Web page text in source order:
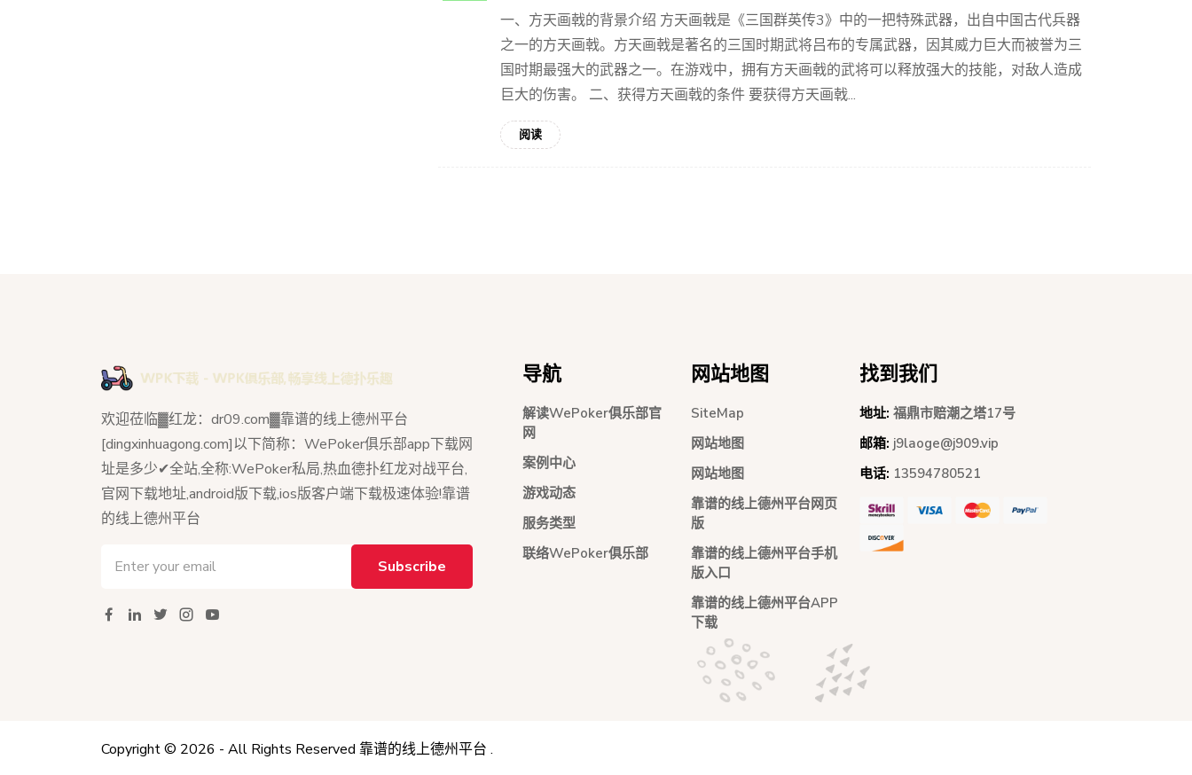
一、方天画戟的背景介绍 方天画戟是《三国群英传3》中的一把特殊武器，出自中国古代兵器
之一的方天画戟。方天画戟是著名的三国时期武将吕布的专属武器，因其威力巨大而被誉为三
国时期最强大的武器之一。在游戏中，拥有方天画戟的武将可以释放强大的技能，对敌人造成
巨大的伤害。 二、获得方天画戟的条件 要获得方天画戟...
阅读
欢迎莅临▓红龙：dr09.com▓靠谱的线上德州平台
[dingxinhuagong.com]以下简称：WePoker俱乐部app下载网
址是多少✔全站,全称:WePoker私局,热血德扑红龙对战平台,
官网下载地址,android版下载,ios版客户端下载极速体验!靠谱
的线上德州平台
Subscribe
导航
解读WePoker俱乐部官
网
案例中心
游戏动态
服务类型
联络WePoker俱乐部
网站地图
SiteMap
网站地图
网站地图
靠谱的线上德州平台网页
版
靠谱的线上德州平台手机
版入口
靠谱的线上德州平台APP
下载
找到我们
地址: 福鼎市赔潮之塔17号
邮箱: j9laoge@j909.vip
电话: 13594780521
Copyright © 2026 - All Rights Reserved 靠谱的线上德州平台 .